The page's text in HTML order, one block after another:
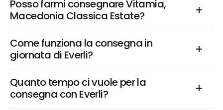
Posso farmi consegnare Vitamia,
Macedonia Classica Estate?
Come funziona la consegna in
giornata di Everli?
Quanto tempo ci vuole per la
consegna con Everli?